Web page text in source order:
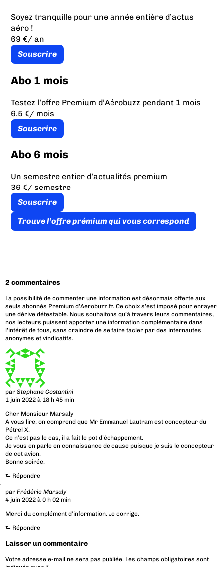
Soyez tranquille pour une année entière d’actus
aéro !
69 €/ an
Souscrire
Abo 1 mois
Testez l’offre Premium d’Aérobuzz pendant 1 mois
6.5 €/ mois
Souscrire
Abo 6 mois
Un semestre entier d’actualités premium
36 €/ semestre
Souscrire
Trouve l’offre prémium qui vous correspond
2 commentaires
La possibilité de commenter une information est désormais offerte aux
seuls abonnés Premium d’Aerobuzz.fr. Ce choix s’est imposé pour enrayer
une dérive détestable. Nous souhaitons qu’à travers leurs commentaires,
nos lecteurs puissent apporter une information complémentaire dans
l’intérêt de tous, sans craindre de se faire tacler par des internautes
anonymes et vindicatifs.
parStephane Costantini
1 juin 2022 à 18 h 45 min
Cher Monsieur Marsaly
A vous lire, on comprend que Mr Emmanuel Lautram est concepteur du
Pétrel X.
Ce n’est pas le cas, il a fait le pot d’échappement.
Je vous en parle en connaissance de cause puisque je suis le concepteur
de cet avion.
Bonne soirée.
⮑ Répondre
parFrédéric Marsaly
4 juin 2022 à 0 h 02 min
Merci du complément d’information. Je corrige.
⮑ Répondre
Laisser un commentaire
Votre adresse e-mail ne sera pas publiée. Les champs obligatoires sont